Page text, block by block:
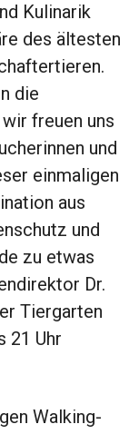
Kulinarik
des ältesten
die
freuen uns
und
einmaligen
aus
und
zu etwas
Dr.
Tiergarten
21 Uhr
Walking-